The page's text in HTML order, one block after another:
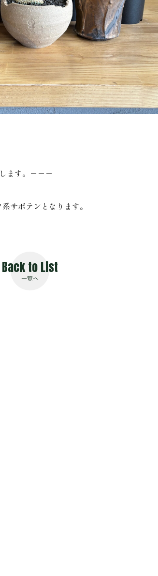
ます。－－－
サボテンとなります。
Back to List
一覧へ